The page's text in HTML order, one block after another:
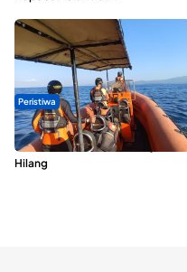
Peristiwa
Dua Longboat Bertabrakan di
Perairan Taliabu, Satu Nelayan
Hilang